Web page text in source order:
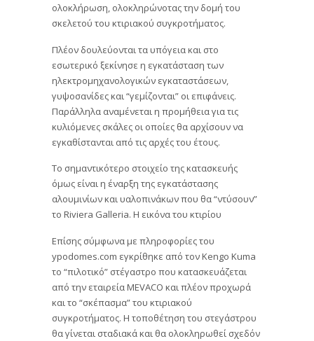
ολοκλήρωση, ολοκληρώνοτας την δομή του
σκελετού του κτιριακού συγκροτήματος.
Πλέον δουλεύονται τα υπόγεια και στο
εσωτερικό ξεκίνησε η εγκατάσταση των
ηλεκτρομηχανολογικών εγκαταστάσεων,
γυψοσανίδες και “γεμίζονται” οι επιφάνεις.
Παράλληλα αναμένεται η προμήθεια για τις
κυλιόμενες σκάλες οι οποίες θα αρχίσουν να
εγκαθίστανται από τις αρχές του έτους.
Το σημαντικότερο στοιχείο της κατασκευής
όμως είναι η έναρξη της εγκατάστασης
αλουμινίων και υαλοπινάκων που θα “ντύσουν”
το Riviera Galleria. Η εικόνα του κτιρίου
Επίσης σύμφωνα με πληροφορίες του
ypodomes.com εγκρίθηκε από τον Kengo Kuma
το “πιλοτικό” στέγαστρο που κατασκευάζεται
από την εταιρεία MEVACO και πλέον προχωρά
και το “σκέπασμα” του κτιριακού
συγκροτήματος. Η τοποθέτηση του στεγάστρου
θα γίνεται σταδιακά και θα ολοκληρωθεί σχεδόν